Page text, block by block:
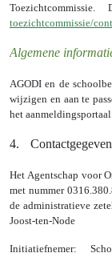
toezichtcommissie/
Algemene
AGODI en de
wijzigen en aan te
het
4.
Het Agentschap voor
met nummer
de administratieve
Joost-ten-Node
Initiatiefnemer: